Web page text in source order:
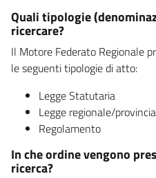
Quali tipologie
ricercare?
Il Motore Federato Regionale
le seguenti tipologie di atto:
Legge Statutaria
Legge regionale/
Regolamento
In che ordine vengono
ricerca?